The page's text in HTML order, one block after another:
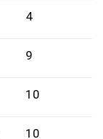
4
9
10
10